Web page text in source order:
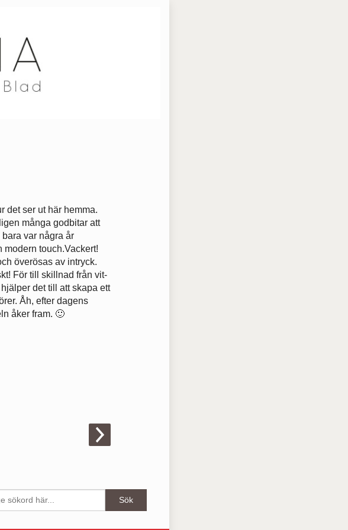
det ser ut här hemma.
många godbitar att
var några år
modern touch.Vackert!
överösas av intryck.
För till skillnad från vit-
det till att skapa ett
Åh, efter dagens
åker fram. 🙂